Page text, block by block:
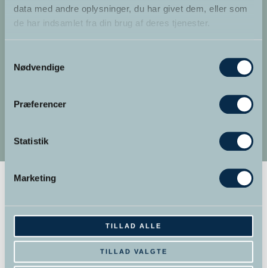
data med andre oplysninger, du har givet dem, eller som
de har indsamlet fra din brug af deres tjenester.
Nødvendige
Præferencer
Statistik
Marketing
TILLAD ALLE
TILLAD VALGTE